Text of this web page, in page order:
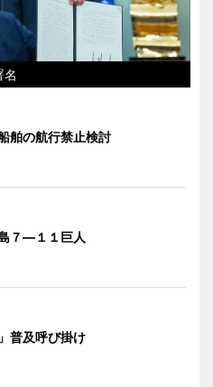
名
舶の航行禁止検討
７―１１巨人
普及呼び掛け